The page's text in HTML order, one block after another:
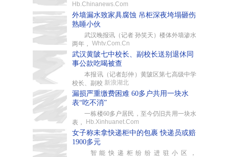
Hb.Chinanews.Com
外墙漏水致家具腐蚀 吊柜深夜垮塌砸伤
熟睡小伙
武汉晚报讯（记者 孙笑天）楼体外墙渗水
两年， Whtv.Com.Cn
武汉黄陂七中校长、副校长送别退休同
事公款吃喝被查
本报讯（记者彭仲）黄陂区第七高级中学
校长、副校 新浪湖北
漏损严重缴费困难 60多户共用一块水
表“吃不消”
一栋楼60多户居民，至今仍旧共用一块水
表，
Hb.Xinhuanet.Com
女子称未拿快递柜中的包裹 快递员或赔
1900多元
智能快递柜纷纷进驻小区，